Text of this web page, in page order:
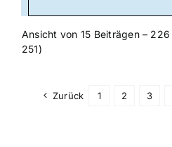
Ansicht von 15 Beiträgen –
251)
Zurück 1 2 3